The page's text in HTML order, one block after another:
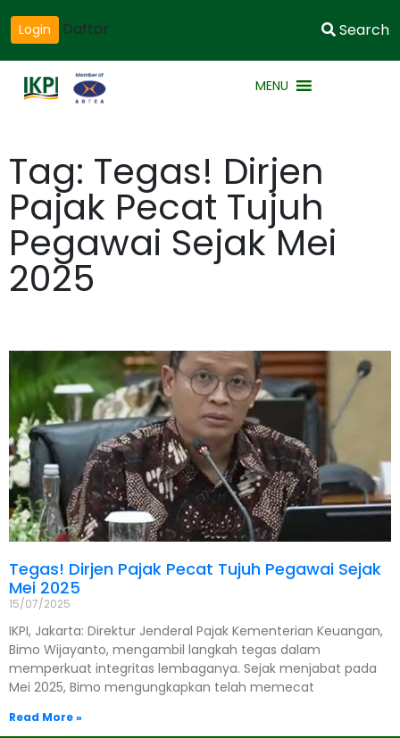
Login Daftar Search
MENU
Tag: Tegas! Dirjen
Pajak Pecat Tujuh
Pegawai Sejak Mei
2025
Tegas! Dirjen Pajak Pecat Tujuh Pegawai Sejak
Mei 2025
15/07/2025
IKPI, Jakarta: Direktur Jenderal Pajak Kementerian Keuangan,
Bimo Wijayanto, mengambil langkah tegas dalam
memperkuat integritas lembaganya. Sejak menjabat pada
Mei 2025, Bimo mengungkapkan telah memecat
Read More »